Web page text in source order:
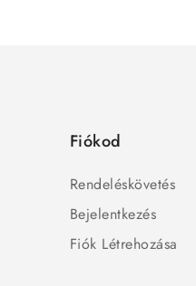
Fiókod
Rendeléskövetés
Bejelentkezés
Fiók Létrehozása